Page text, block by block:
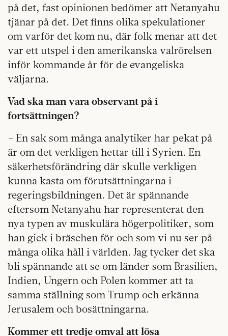
på det, fast opinionen bedömer att Netanyahu
tjänar på det. Det finns olika spekulationer
om varför det kom nu, där folk menar att det
var ett utspel i den amerikanska valrörelsen
inför kommande år för de evangeliska
väljarna.
Vad ska man vara observant på i
fortsättningen?
– En sak som många analytiker har pekat på
är om det verkligen hettar till i Syrien. En
säkerhetsförändring där skulle verkligen
kunna kasta om förutsättningarna i
regeringsbildningen. Det är spännande
eftersom Netanyahu har representerat den
nya typen av muskulära högerpolitiker, som
han gick i bräschen för och som vi nu ser på
många olika håll i världen. Jag tycker det ska
bli spännande att se om länder som Brasilien,
Indien, Ungern och Polen kommer att ta
samma ställning som Trump och erkänna
Jerusalem och bosättningarna.
Kommer ett tredje omval att lösa